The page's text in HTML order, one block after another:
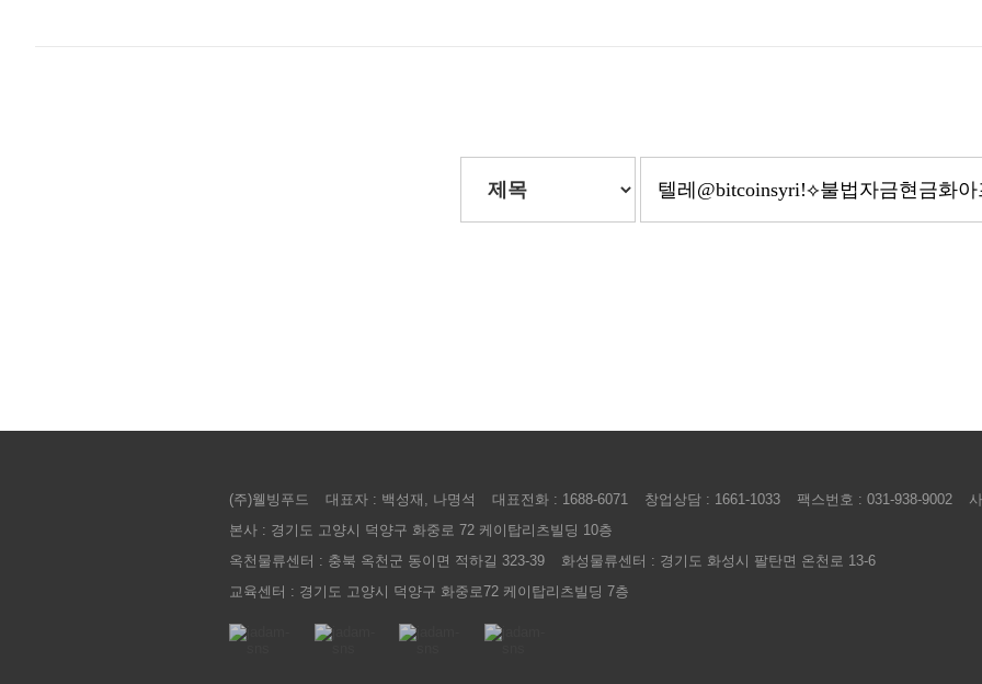
(주)웰빙푸드 대표자 : 백성재, 나명석 대표전화 : 1688-6071 창업상담 : 1661-1033 팩스번호 : 031-938-9002
본사 : 경기도 고양시 덕양구 화중로 72 케이탑리츠빌딩 10층
옥천물류센터 : 충북 옥천군 동이면 적하길 323-39
화성물류센터 : 경기도 화성시 팔탄면 온천로 13-6
교육센터 : 경기도 고양시 덕양구 화중로72 케이탑리츠빌딩 7층